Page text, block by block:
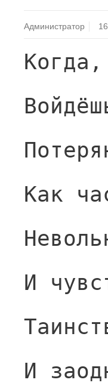
Администратор
Как
И
И